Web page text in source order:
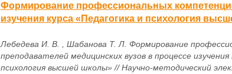
Формирование профессиональных
изучения курса «Педагогика и психология
Лебедева И. В. , Шабанова Т. Л. Формирование
преподавателей медицинских вузов в процессе
психология высшей школы» // Научно-методический